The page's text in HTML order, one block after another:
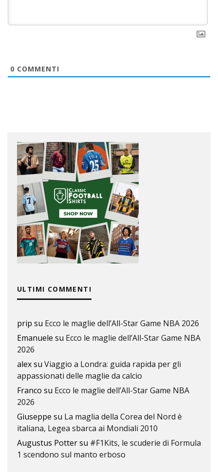
0 COMMENTI
ULTIMI COMMENTI
prip su Ecco le maglie dell’All-Star Game NBA 2026
Emanuele su Ecco le maglie dell’All-Star Game NBA
2026
alexsu Viaggio a Londra: guida rapida per gli
appassionati delle maglie da calcio
Franco su Ecco le maglie dell’All-Star Game NBA
2026
Giuseppe su La maglia della Corea del Nord è
italiana, Legea sbarca ai Mondiali 2010
Augustus Pottersu #F1Kits, le scuderie di Formula
1 scendono sul manto erboso